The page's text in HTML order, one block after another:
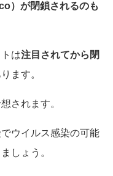
）が閉鎖されるのも
は注目されてから閉
ます。
されます。
ウイルス感染の可能
しょう。